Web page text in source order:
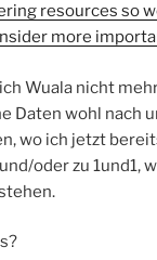
resources so
more
Wuala nicht
Daten wohl nach
wo ich jetzt
oder zu 1und1,